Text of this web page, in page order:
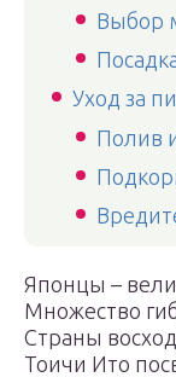
Выбор
Уход за
Полив
Японцы –
Множество
Страны
Тоичи Ито